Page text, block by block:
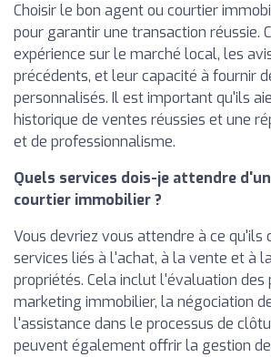
Choisir le bon agent ou courtier
pour garantir une transaction réussie.
expérience sur le marché local, les
précédents, et leur capacité à fournir
personnalisés. Il est important qu'ils
historique de ventes réussies et une
et de professionnalisme.
Quels services dois-je attendre
courtier immobilier ?
Vous devriez vous attendre à ce qu'ils
services liés à l'achat, à la vente et à
propriétés. Cela inclut l'évaluation des
marketing immobilier, la négociation
l'assistance dans le processus de
peuvent également offrir la gestion